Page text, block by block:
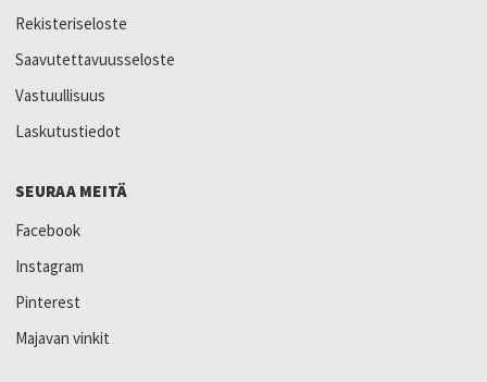
Rekisteriseloste
Saavutettavuusseloste
Vastuullisuus
Laskutustiedot
SEURAA MEITÄ
Facebook
Instagram
Pinterest
Majavan vinkit